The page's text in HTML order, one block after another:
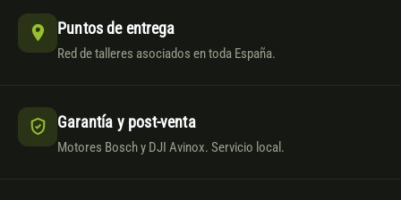
Puntos de entrega
Red de talleres asociados en toda España.
Garantía y post-venta
Motores Bosch y DJI Avinox. Servicio local.